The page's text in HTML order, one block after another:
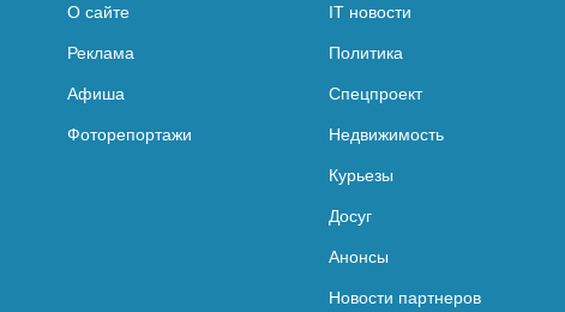
О сайте
Реклама
Афиша
Фоторепортажи
IT новости
Политика
Спецпроект
Недвижимость
Курьезы
Досуг
Анонсы
Новости партнеров